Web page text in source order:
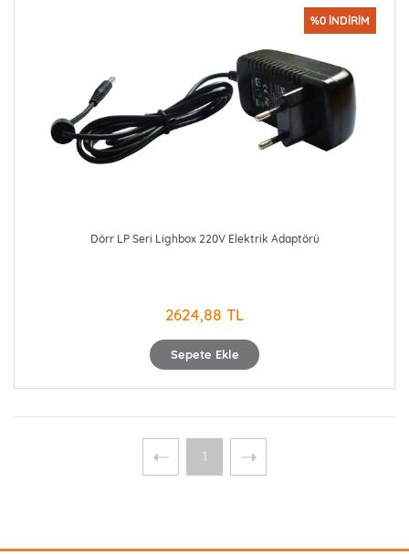
Sepete Ekle
%0 İNDİRİM
Dörr LP Seri Lighbox 220V Elektrik Adaptörü
2624,88 TL
1